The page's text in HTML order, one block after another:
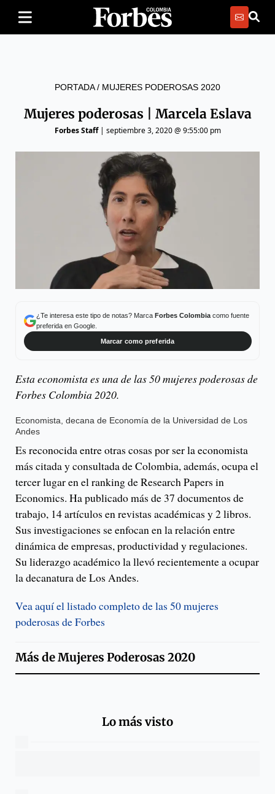
PORTADA/ MUJERES PODEROSAS 2020
Mujeres poderosas | Marcela Eslava
Forbes Staff| septiembre 3, 2020 @ 9:55:00 pm
¿Te interesa este tipo de notas? Marca Forbes Colombiacomo fuente
preferida en Google.
Marcar como preferida
Esta economista es una de las 50 mujeres poderosas de
Forbes Colombia 2020.
Economista, decana de Economía de la Universidad de Los
Andes
Es reconocida entre otras cosas por ser la economista
más citada y consultada de Colombia, además, ocupa el
tercer lugar en el ranking de Research Papers in
Economics. Ha publicado más de 37 documentos de
trabajo, 14 artículos en revistas académicas y 2 libros.
Sus investigaciones se enfocan en la relación entre
dinámica de empresas, productividad y regulaciones.
Su liderazgo académico la llevó recientemente a ocupar
la decanatura de Los Andes.
Vea aquí el listado completo de las 50 mujeres
poderosas de Forbes
Más deMujeres Poderosas 2020
Lo más visto